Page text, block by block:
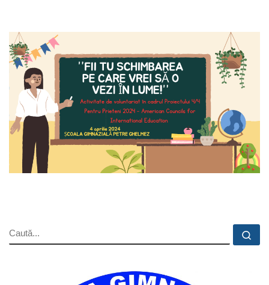
Navigare în imagini